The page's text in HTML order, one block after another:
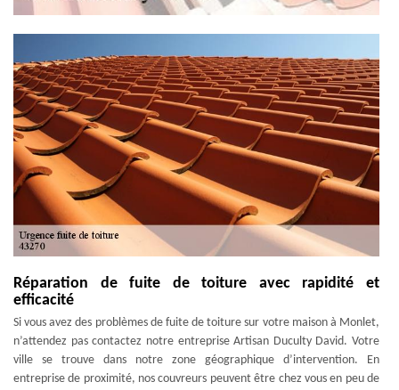
Réparation de fuite de toiture avec rapidité et
efficacité
Si vous avez des problèmes de fuite de toiture sur votre maison à Monlet,
n’attendez pas contactez notre entreprise Artisan Duculty David. Votre
ville se trouve dans notre zone géographique d’intervention. En
entreprise de proximité, nos couvreurs peuvent être chez vous en peu de